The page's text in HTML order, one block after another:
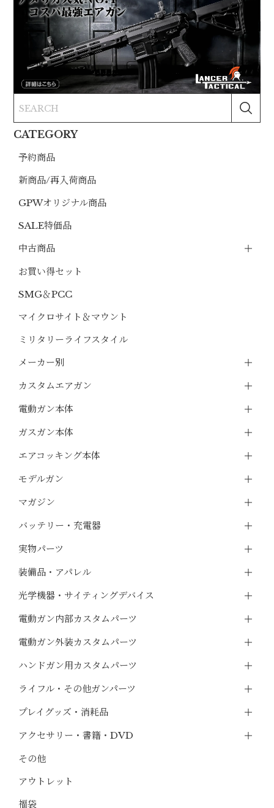
CATEGORY
予約商品
新商品/再入荷商品
GPWオリジナル商品
SALE特価品
中古商品
お買い得セット
SMG＆PCC
マイクロサイト＆マウント
ミリタリーライフスタイル
メーカー別
カスタムエアガン
電動ガン本体
ガスガン本体
エアコッキング本体
モデルガン
マガジン
バッテリー・充電器
実物パーツ
装備品・アパレル
光学機器・サイティングデバイス
電動ガン内部カスタムパーツ
電動ガン外装カスタムパーツ
ハンドガン用カスタムパーツ
ライフル・その他ガンパーツ
プレイグッズ・消耗品
アクセサリー・書籍・DVD
その他
アウトレット
福袋